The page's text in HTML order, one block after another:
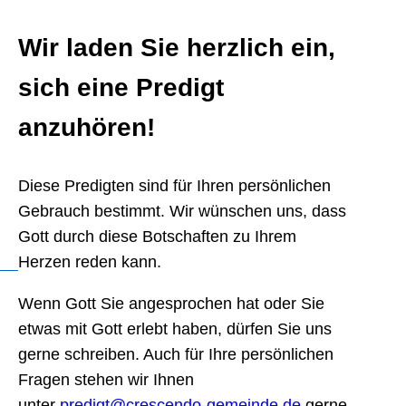
Wir laden Sie herzlich ein,
sich eine Predigt
anzuhören!
Diese Predigten sind für Ihren persönlichen
Gebrauch bestimmt. Wir wünschen uns, dass
Gott durch diese Botschaften zu Ihrem
Herzen reden kann.
Wenn Gott Sie angesprochen hat oder Sie
etwas mit Gott erlebt haben, dürfen Sie uns
gerne schreiben. Auch für Ihre persönlichen
Fragen stehen wir Ihnen